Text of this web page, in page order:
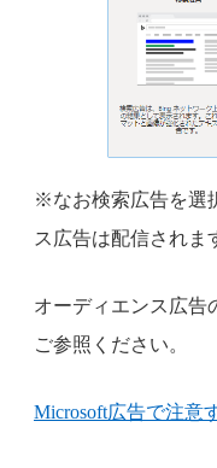
※なお検索広告を選
ス広告は配信されま
オーディエンス広告
ご参照ください。
Microsoft広告で注意